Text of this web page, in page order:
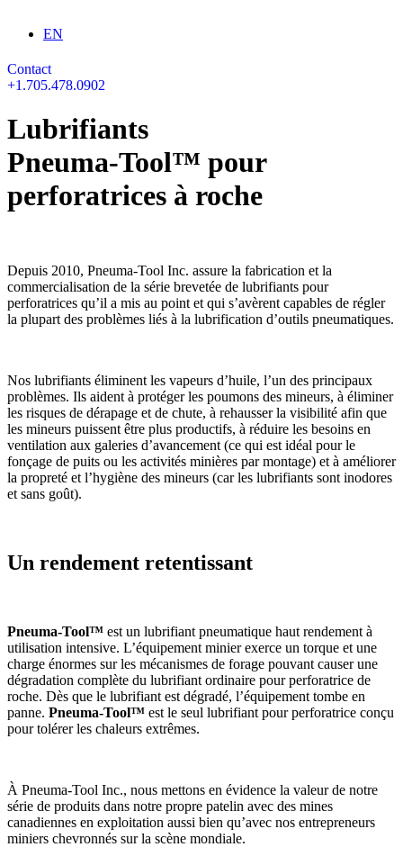
Sélectionnez votre langue
EN
Contact
+1.705.478.0902
Lubrifiants
Pneuma‑Tool™ pour
perforatrices à roche
Depuis 2010, Pneuma-Tool Inc. assure la fabrication et la
commercialisation de la série brevetée de lubrifiants pour
perforatrices qu’il a mis au point et qui s’avèrent capables de régler
la plupart des problèmes liés à la lubrification d’outils pneumatiques.
Nos lubrifiants éliminent les vapeurs d’huile, l’un des principaux
problèmes. Ils aident à protéger les poumons des mineurs, à éliminer
les risques de dérapage et de chute, à rehausser la visibilité afin que
les mineurs puissent être plus productifs, à réduire les besoins en
ventilation aux galeries d’avancement (ce qui est idéal pour le
fonçage de puits ou les activités minières par montage) et à améliorer
la propreté et l’hygiène des mineurs (car les lubrifiants sont inodores
et sans goût).
Un rendement retentissant
Pneuma-Tool™ est un lubrifiant pneumatique haut rendement à
utilisation intensive. L’équipement minier exerce un torque et une
charge énormes sur les mécanismes de forage pouvant causer une
dégradation complète du lubrifiant ordinaire pour perforatrice de
roche. Dès que le lubrifiant est dégradé, l’équipement tombe en
panne. Pneuma-Tool™ est le seul lubrifiant pour perforatrice conçu
pour tolérer les chaleurs extrêmes.
À Pneuma-Tool Inc., nous mettons en évidence la valeur de notre
série de produits dans notre propre patelin avec des mines
canadiennes en exploitation aussi bien qu’avec nos entrepreneurs
miniers chevronnés sur la scène mondiale.